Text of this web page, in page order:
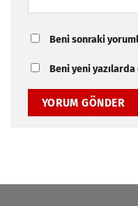
Beni sonraki
Beni yeni